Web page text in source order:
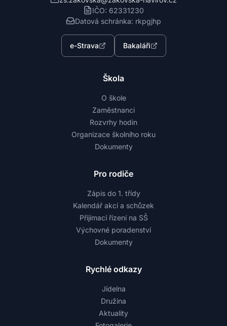
IČO: 62331230
Datová schránka: rkpgjhp
e-Strava Bakaláři
Škola
O škole
Zaměstnanci
Rozvrhy hodin
Organizace školního roku
Dokumenty
Pro rodiče
Zápis do 1. třídy
Kalendář akcí a schůzek
Přijímací řízení na SŠ
Výchovné poradenství
Dokumenty
Rychlé odkazy
Jídelna
Družina
Aktuality